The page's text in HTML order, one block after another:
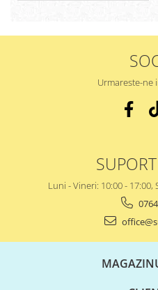
Urmareste-ne
Luni - Vineri: 10:00 -